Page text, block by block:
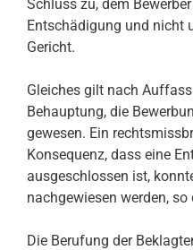
Schluss zu, dem
Entschädigung und nicht
Gericht.
Gleiches gilt nach
Behauptung, die
gewesen. Ein
Konsequenz, dass eine
ausgeschlossen ist,
nachgewiesen werden, so
Die Berufung der